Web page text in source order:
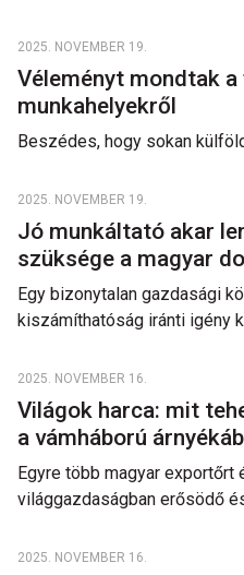
2025. NOVEMBER 19.
Véleményt mondtak
munkahelyekről
Beszédes, hogy sokan
2025. NOVEMBER 19.
Jó munkáltató akar
szüksége a magyar
Egy bizonytalan gazdasági
kiszámíthatóság iránti igény
2025. NOVEMBER 16.
Világok harca: mit
a vámháború
Egyre több magyar exportőrt
világgazdaságban erősödő
2025. NOVEMBER 16.